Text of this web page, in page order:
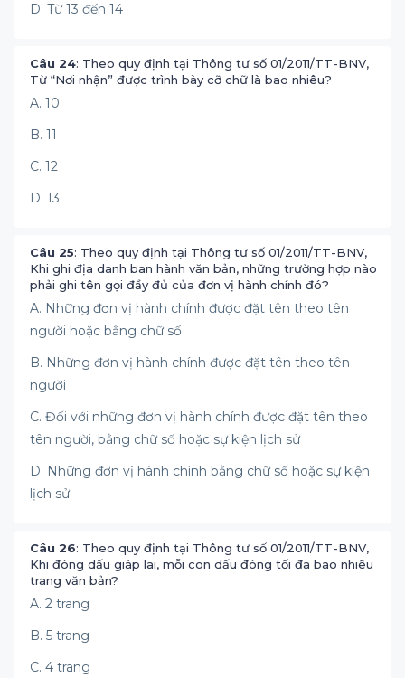
D. Từ 13 đến 14
Câu 24: Theo quy định tại Thông tư số 01/2011/TT-BNV,
Từ “Nơi nhận” được trình bày cỡ chữ là bao nhiêu?
A. 10
B. 11
C. 12
D. 13
Câu 25: Theo quy định tại Thông tư số 01/2011/TT-BNV,
Khi ghi địa danh ban hành văn bản, những trường hợp nào
phải ghi tên gọi đầy đủ của đơn vị hành chính đó?
A. Những đơn vị hành chính được đặt tên theo tên
người hoặc bằng chữ số
B. Những đơn vị hành chính được đặt tên theo tên
người
C. Đối với những đơn vị hành chính được đặt tên theo
tên người, bằng chữ số hoặc sự kiện lịch sử
D. Những đơn vị hành chính bằng chữ số hoặc sự kiện
lịch sử
Câu 26: Theo quy định tại Thông tư số 01/2011/TT-BNV,
Khi đóng dấu giáp lai, mỗi con dấu đóng tối đa bao nhiêu
trang văn bản?
A. 2 trang
B. 5 trang
C. 4 trang